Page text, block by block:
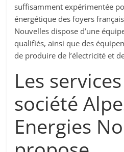
suffisamment expérimentée
énergétique des foyers
Nouvelles dispose d’une
qualifiés, ainsi que des
de produire de l’électricité et
Les
société
Energies